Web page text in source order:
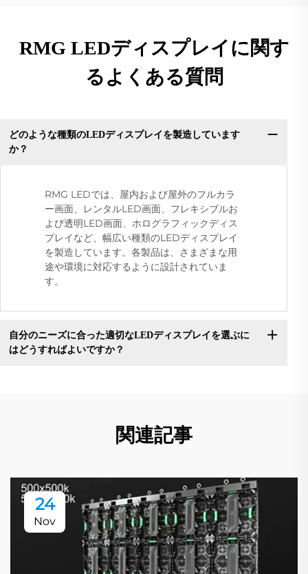
RMG LEDディスプレイに関す
るよくある質問
どのような種類のLEDディスプレイを製造しています
か？
RMG LEDでは、屋内および屋外のフルカラ
ー画面、レンタルLED画面、フレキシブルお
よび透明LED画面、ホログラフィックディス
プレイなど、幅広い種類のLEDディスプレイ
を製造しています。各製品は、さまざまな用
途や環境に対応するように設計されていま
す。
自分のニーズに合った適切なLEDディスプレイを選ぶに
はどうすればよいですか？
関連記事
24
Nov